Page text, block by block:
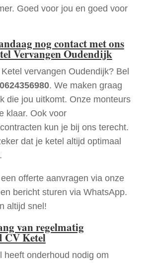
Goed voor jou en goed voor
nog contact met ons
Vervangen Oudendijk
vervangen Oudendijk? Bel
0624356980. We maken graag
die jou uitkomt. Onze monteurs
klaar. Ook voor
kun je bij ons terecht.
dat je ketel altijd optimaal
offerte aanvragen via onze
bericht sturen via WhatsApp.
altijd snel!
van regelmatig
CV Ketel
heeft onderhoud nodig om